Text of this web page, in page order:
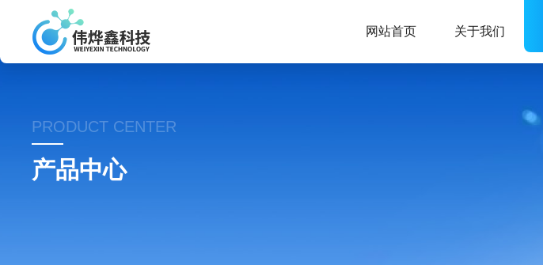
网站首页 关于我们
PRODUCT CENTER
产品中心